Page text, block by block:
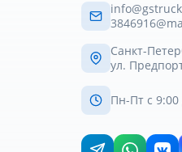
Санкт-
ул.
Пн-Пт с 9:00